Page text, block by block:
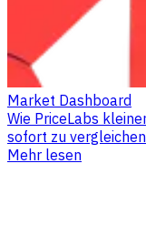
Market Dashboard
Wie PriceLabs
sofort zu
Mehr lesen